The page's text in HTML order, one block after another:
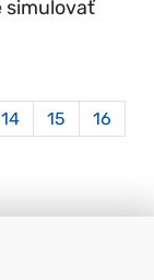
simulovať
14 15
16